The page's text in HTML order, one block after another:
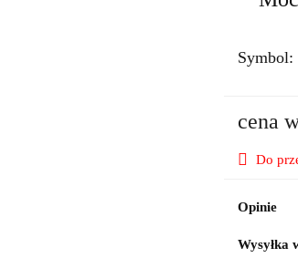
Symbol:
cena
Do
Opinie
Wysyłka